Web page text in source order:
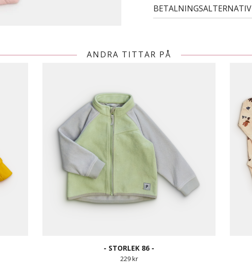
BETALNINGSALTERNATIV
ANDRA TITTAR PÅ
- STORLEK 86 -
229 kr